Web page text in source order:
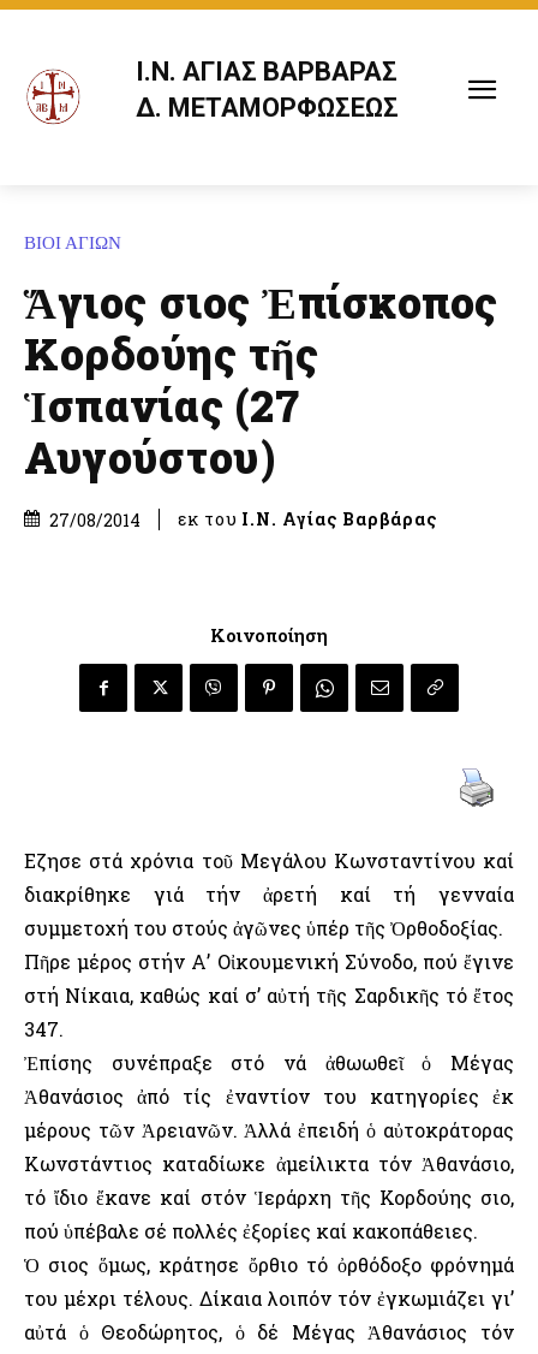
Ι.Ν. ΑΓΙΑΣ ΒΑΡΒΑΡΑΣ
Δ. ΜΕΤΑΜΟΡΦΩΣΕΩΣ
ΒΙΟΙ ΑΓΙΩΝ
Ἅγιος Ὅσιος Ἐπίσκοπος
Κορδούης τῆς
Ἱσπανίας (27
Αυγούστου)
27/08/2014 εκ του Ι.Ν. Αγίας Βαρβάρας
Κοινοποίηση
Εζησε στά χρόνια τοῦ Μεγάλου Κωνσταντίνου καί
διακρίθηκε γιά τήν ἀρετή καί τή γενναία
συμμετοχή του στούς ἀγῶνες ὑπέρ τῆς Ὀρθοδοξίας.
Πῆρε μέρος στήν Α’ Οἰκουμενική Σύνοδο, πού ἔγινε
στή Νίκαια, καθώς καί σ’ αὐτή τῆς Σαρδικῆς τό ἔτος
347.
Ἐπίσης συνέπραξε στό νά ἀθωωθεῖ ὁ Μέγας
Ἀθανάσιος ἀπό τίς ἐναντίον του κατηγορίες ἐκ
μέρους τῶν Ἀρειανῶν. Ἀλλά ἐπειδή ὁ αὐτοκράτορας
Κωνστάντιος καταδίωκε ἀμείλικτα τόν Ἀθανάσιο,
τό ἴδιο ἔκανε καί στόν Ἱεράρχη τῆς Κορδούης Ὅσιο,
πού ὑπέβαλε σέ πολλές ἐξορίες καί κακοπάθειες.
Ὁ Ὅσιος ὅμως, κράτησε ὄρθιο τό ὀρθόδοξο φρόνημά
του μέχρι τέλους. Δίκαια λοιπόν τόν ἐγκωμιάζει γι’
αὐτά ὁ Θεοδώρητος, ὁ δέ Μέγας Ἀθανάσιος τόν